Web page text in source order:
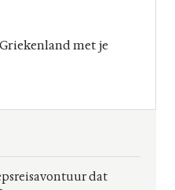
met je
dat